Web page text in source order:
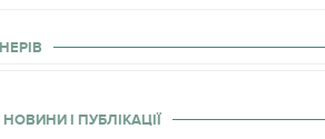
І ПУБЛІКАЦІЇ